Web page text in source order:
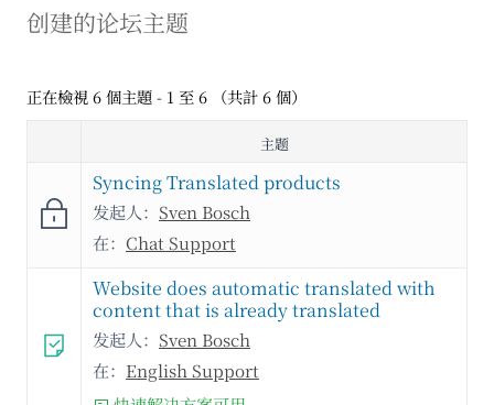
创建的论坛主题
正在檢視 6 個主題 - 1 至 6 （共計 6 個）
主题
Syncing Translated products
发起人： Sven Bosch
在： Chat Support
Website does automatic translated with
content that is already translated
发起人： Sven Bosch
在： English Support